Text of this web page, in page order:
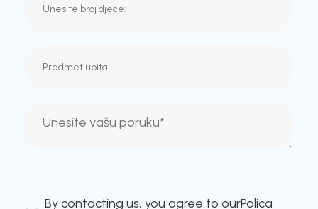
By contacting us, you agree to ourPolica